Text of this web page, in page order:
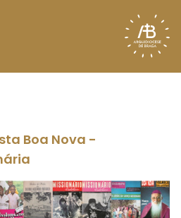
Boa Nova -